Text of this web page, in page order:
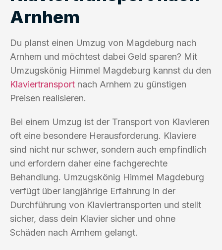
Arnhem
Du planst einen Umzug von Magdeburg nach
Arnhem und möchtest dabei Geld sparen? Mit
Umzugskönig Himmel Magdeburg kannst du den
Klaviertransport nach Arnhem zu günstigen
Preisen realisieren.
Bei einem Umzug ist der Transport von Klavieren
oft eine besondere Herausforderung. Klaviere
sind nicht nur schwer, sondern auch empfindlich
und erfordern daher eine fachgerechte
Behandlung. Umzugskönig Himmel Magdeburg
verfügt über langjährige Erfahrung in der
Durchführung von Klaviertransporten und stellt
sicher, dass dein Klavier sicher und ohne
Schäden nach Arnhem gelangt.